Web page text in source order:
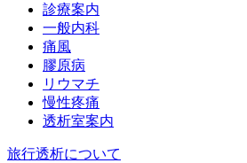
診療案内
一般内科
痛風
膠原病
リウマチ
慢性疼痛
透析室案内
旅行透析について